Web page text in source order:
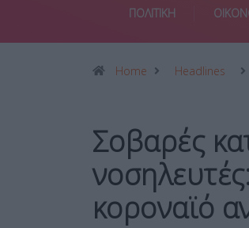
ΠΟΛΙΤΙΚΗ
Home Headlines
Σοβαρές
κοροναϊό